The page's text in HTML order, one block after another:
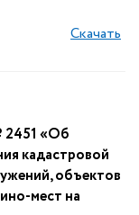
Скачать
2451 «Об
кадастровой
объектов
мест на